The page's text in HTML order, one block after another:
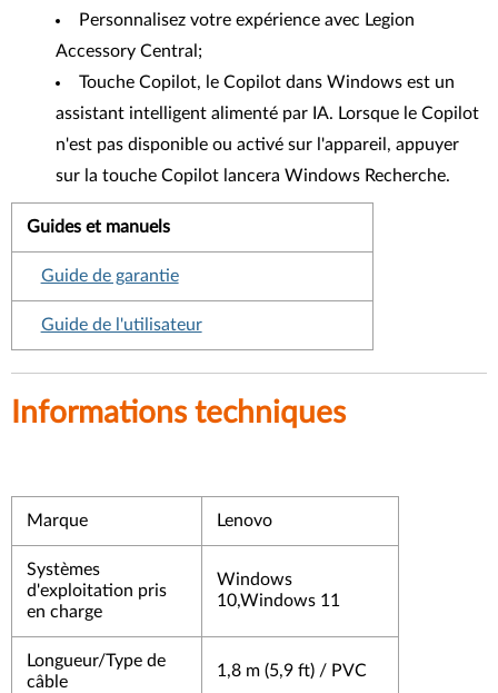
Personnalisez votre expérience avec Legion
Accessory Central;
Touche Copilot, le Copilot dans Windows est un
assistant intelligent alimenté par IA. Lorsque le Copilot
n'est pas disponible ou activé sur l'appareil, appuyer
sur la touche Copilot lancera Windows Recherche.
Guides et manuels
Guide de garantie
Guide de l'utilisateur
Informations techniques
Marque Lenovo
Systèmes
d'exploitation pris
en charge
Windows
10,Windows 11
Longueur/Type de
câble
1,8 m (5,9 ft) / PVC